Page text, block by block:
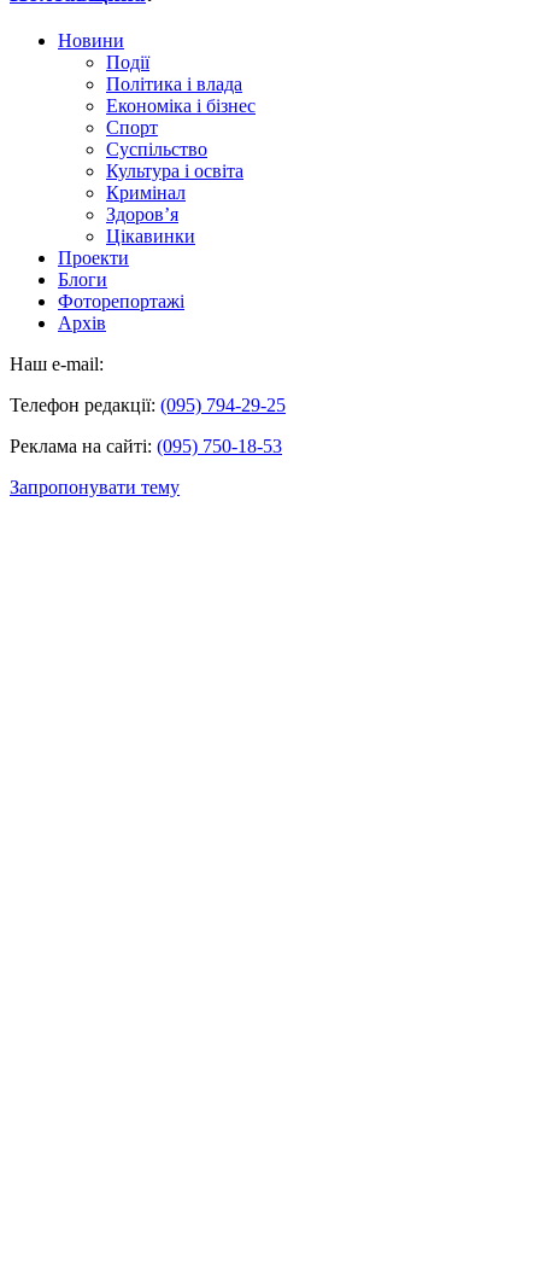
Новини
Події
Політика і влада
Економіка і бізнес
Спорт
Суспільство
Культура і освіта
Кримінал
Здоров’я
Цікавинки
Проекти
Блоги
Фоторепортажі
Архів
Наш e-mail:
Телефон редакції: (095) 794-29-25
Реклама на сайті: (095) 750-18-53
Запропонувати тему